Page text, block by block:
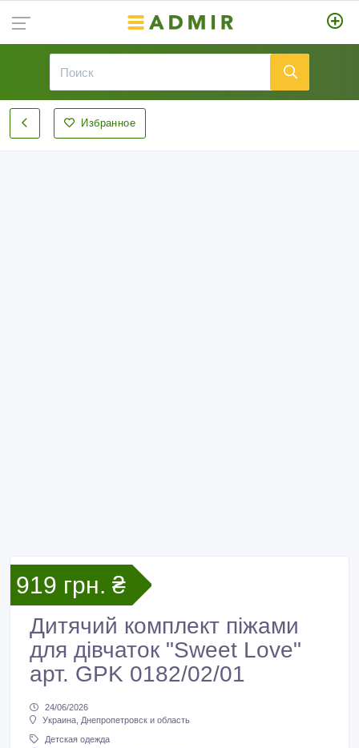
Избранное
919 грн. ₴
Дитячий комплект піжами
для дівчаток "Sweet Love"
арт. GPK 0182/02/01
24/06/2026
Украина, Днепропетровск и область
Детская одежда